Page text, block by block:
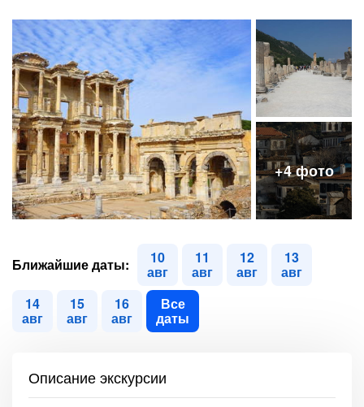
Ближайшие даты: 10
авг
11
авг
12
авг
13
авг
14
авг
15
авг
16
авг
Все
даты
Описание экскурсии